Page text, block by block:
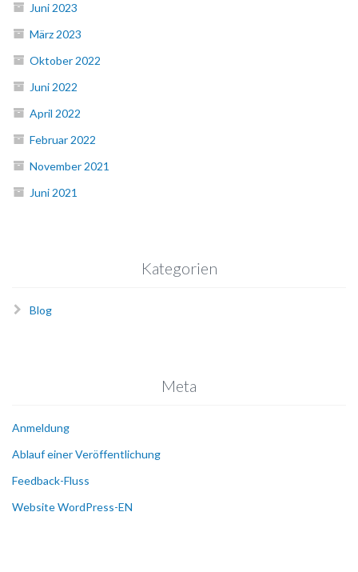
Juni 2023
März 2023
Oktober 2022
Juni 2022
April 2022
Februar 2022
November 2021
Juni 2021
Kategorien
Blog
Meta
Anmeldung
Ablauf einer Veröffentlichung
Feedback-Fluss
Website WordPress-EN